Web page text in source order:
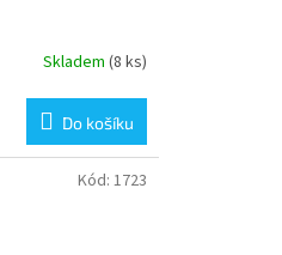
Skladem (8 ks)
Do košíku
Kód: 1723